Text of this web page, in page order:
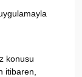
konusu
itibaren,